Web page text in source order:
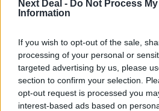
Next Deal - Do Not Process
Information
If you wish to opt-out of the sale,
processing of your personal or
targeted advertising by us, please
section to confirm your selection.
opt-out request is processed you
interest-based ads based on
κερδοφορίας των τραπεζών, η
Metlen, μεγαλώνει ταχύτατα η
06.08.2026 - 22:39
10.000 φορές η διεθνής
στο έργο του – Ποιος είναι ο
Κοντοβουνήσιος
06.08.2026 - 14:55